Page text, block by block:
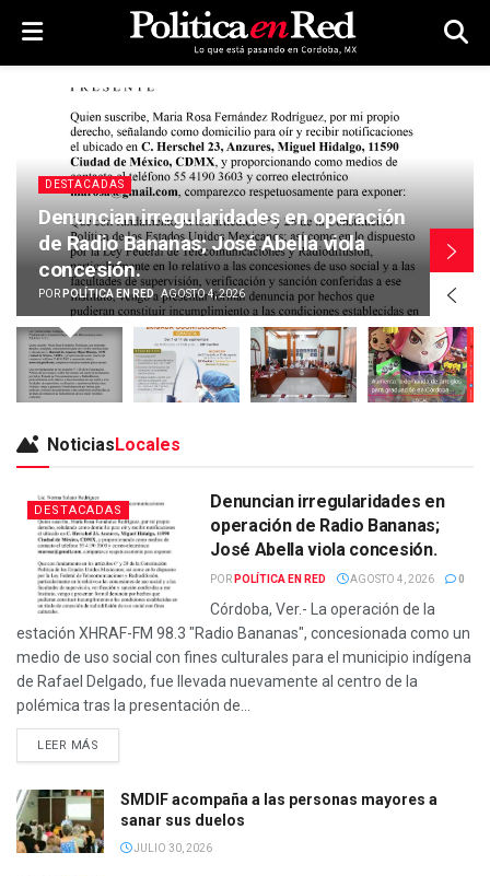
DESTACADAS
Denuncian irregularidades en operación
de Radio Bananas; José Abella viola
concesión.
POR POLÍTICA EN RED AGOSTO 4, 2026
Noticias Locales
DESTACADAS
Denuncian irregularidades en
operación de Radio Bananas;
José Abella viola concesión.
POR POLÍTICA EN RED AGOSTO 4, 2026 0
Córdoba, Ver.- La operación de la
estación XHRAF-FM 98.3 "Radio Bananas", concesionada como un
medio de uso social con fines culturales para el municipio indígena
de Rafael Delgado, fue llevada nuevamente al centro de la
polémica tras la presentación de...
LEER MÁS
SMDIF acompaña a las personas mayores a
sanar sus duelos
JULIO 30, 2026